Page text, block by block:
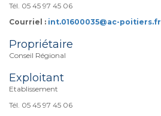
Tél. 05 45 97 45 06
Courriel : int.01600035@ac-poitiers.fr
Propriétaire
Conseil Régional
Exploitant
Etablissement
Tél. 05 45 97 45 06